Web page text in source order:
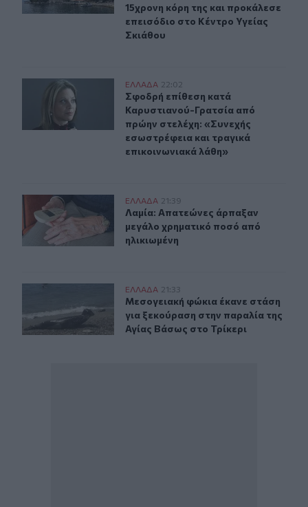
15χρονη κόρη της και προκάλεσε
επεισόδιο στο Κέντρο Υγείας
Σκιάθου
Σφοδρή επίθεση κατά Καρυστιανού-Γρατσία από
ΕΛΛAΔΑ 22:02
Σφοδρή επίθεση κατά
Σφοδρή επίθεση κατά
Καρυστιανού-Γρατσία από
πρώην στελέχη: «Συνεχής
εσωστρέφεια και τραγικά
επικοινωνιακά λάθη»
Λαμία: Απατεώνες άρπαξαν μεγάλο χρηματικό ποσό
ΕΛΛAΔΑ 21:39
Λαμία: Απατεώνες άρπαξαν μεγάλο
Λαμία: Απατεώνες άρπαξαν
μεγάλο χρηματικό ποσό από
ηλικιωμένη
Μεσογειακή φώκια έκανε στάση για ξεκούραση στην
ΕΛΛAΔΑ 21:33
Μεσογειακή φώκια έκανε στάση
Μεσογειακή φώκια έκανε στάση
για ξεκούραση στην παραλία της
Αγίας Βάσως στο Τρίκερι